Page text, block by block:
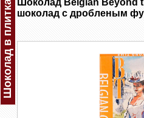
Шоколад в плитках шоколад с дробленым